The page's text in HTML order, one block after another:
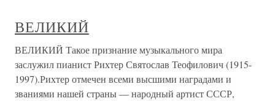
ВЕЛИКИЙ
ВЕЛИКИЙ Такое признание музыкального мира
заслужил пианист Рихтер Святослав Теофилович (1915-
1997).Рихтер отмечен всеми высшими наградами и
званиями нашей страны — народный артист СССР,